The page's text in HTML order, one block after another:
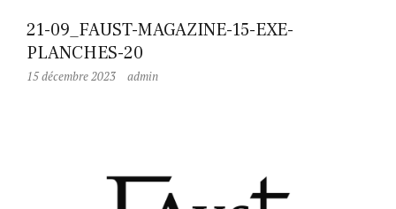
21-09_FAUST-MAGAZINE-15-EXE-
PLANCHES-20
15 décembre 2023 admin